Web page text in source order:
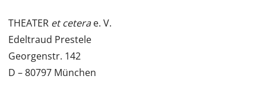
THEATER et ceterae. V.
Edeltraud Prestele
Georgenstr. 142
D – 80797 München